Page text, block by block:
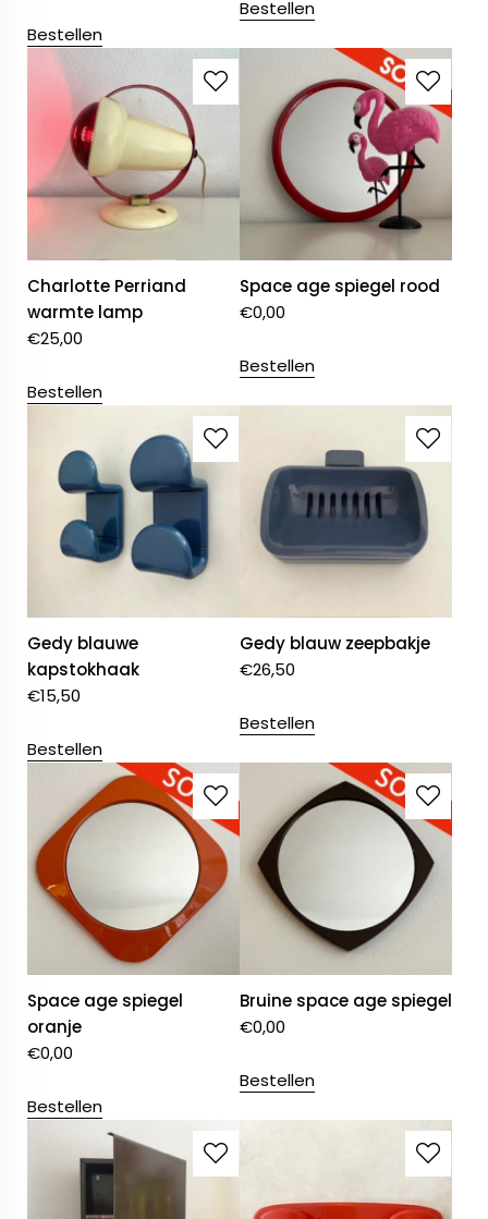
Bestellen
Bestellen
Charlotte Perriand
warmte lamp
€25,00
Bestellen
Space age spiegel rood
€0,00
Bestellen
Gedy blauwe
kapstokhaak
€15,50
Bestellen
Gedy blauw zeepbakje
€26,50
Bestellen
Space age spiegel
oranje
€0,00
Bestellen
Bruine space age spiegel
€0,00
Bestellen